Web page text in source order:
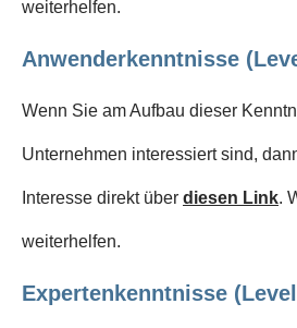
weiterhelfen.
Anwenderkenntnisse
Wenn Sie am Aufbau dieser
Unternehmen interessiert sind,
Interesse direkt über diesen Link.
weiterhelfen.
Expertenkenntnisse